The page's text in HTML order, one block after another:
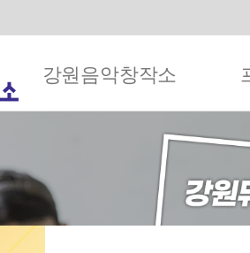
강원음악창작소